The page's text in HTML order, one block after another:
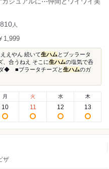
人
1,999
えやん 続いて生ハム とブッラータ
、合うねえ そこに生ハムの塩気で呑
◆ ■ブラータチーズと生ハムのガ
月
10
火
11
水
12
木
13
ザ